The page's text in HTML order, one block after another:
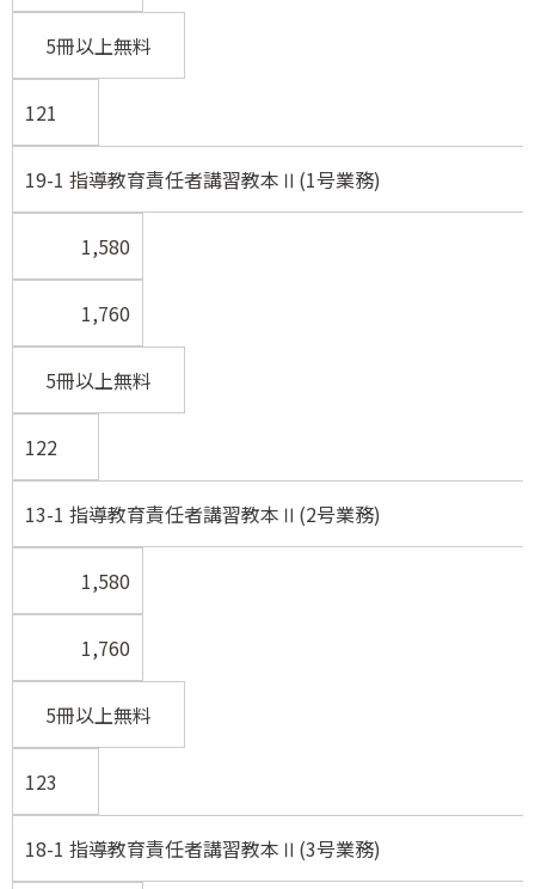
5冊以上無料
121
19-1 指導教育責任者講習教本Ⅱ(1号業務)
1,580
1,760
5冊以上無料
122
13-1 指導教育責任者講習教本Ⅱ(2号業務)
1,580
1,760
5冊以上無料
123
18-1 指導教育責任者講習教本Ⅱ(3号業務)